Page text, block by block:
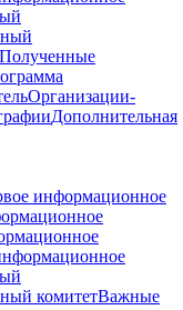
Полученные
Организации-
Дополнительная
информационное
комитетВажные